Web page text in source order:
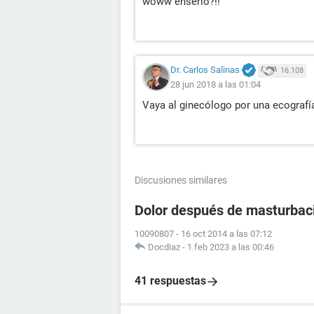
Dr. Carlos Salinas 16.108
28 jun 2018 a las 01:04
Vaya al ginecólogo por una
Discusiones similares
Dolor después de
10090807 - 16 oct 2014 a las 07:12
Docdiaz - 1 feb 2023 a las 00:46
41 respuestas